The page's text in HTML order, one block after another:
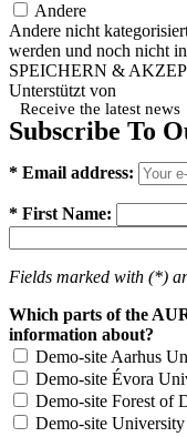
Andere
Andere nicht
werden und noch nicht
SPEICHERN &
Unterstützt von
Receive the latest news
Subscribe To
* Email address:
* First Name:
Fields marked with (*)
Which parts of the
information about?
Demo-site Aarhus
Demo-site Évora
Demo-site Forest of
Demo-site